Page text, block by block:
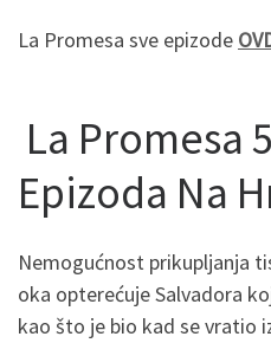
La Promesa sve epizode
La Promesa
Epizoda Na
Nemogućnost prikupljanja
oka opterećuje Salvadora
kao što je bio kad se vratio